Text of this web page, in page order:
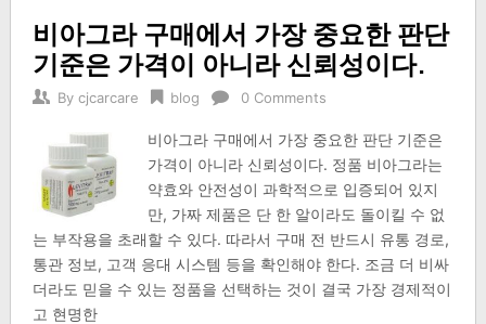
비아그라 구매에서 가장 중요한 판단
기준은 가격이 아니라 신뢰성이다.
By cjcarcare blog 0 Comments
비아그라 구매에서 가장 중요한 판단 기준은
가격이 아니라 신뢰성이다. 정품 비아그라는
약효와 안전성이 과학적으로 입증되어 있지
만, 가짜 제품은 단 한 알이라도 돌이킬 수 없
는 부작용을 초래할 수 있다. 따라서 구매 전 반드시 유통 경로,
통관 정보, 고객 응대 시스템 등을 확인해야 한다. 조금 더 비싸
더라도 믿을 수 있는 정품을 선택하는 것이 결국 가장 경제적이
고 현명한